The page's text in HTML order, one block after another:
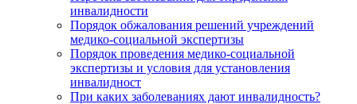
инвалидности
Порядок обжалования решений учреждений
медико-социальной экспертизы
Порядок проведения медико-социальной
экспертизы и условия для установления
инвалидност
При каких заболеваниях дают инвалидность?